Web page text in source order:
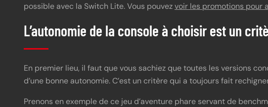
possible avec la Switch Lite. Vous pouvezvoir les promotions pour
L’autonomie de la console à choisir est un
En premier lieu, il faut que vous sachiez que toutes les versions
d’une bonne autonomie. C’est un critère qui a toujours fait
Prenons en exemple de ce jeu d’aventure phare servant de